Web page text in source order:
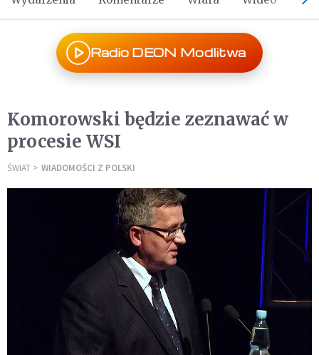
Radio DEON Modlitwa
Komorowski będzie zeznawać w
procesie WSI
ŚWIAT WIADOMOŚCI Z POLSKI